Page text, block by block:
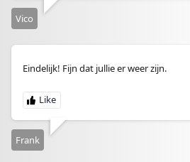
Vico
Eindelijk! Fijn dat jullie er weer zijn.
Frank